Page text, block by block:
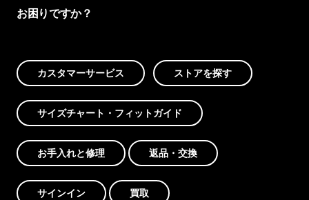
お困りですか？
カスタマーサービス ストアを探す
サイズチャート・フィットガイド
お手入れと修理 返品・交換
サインイン 買取